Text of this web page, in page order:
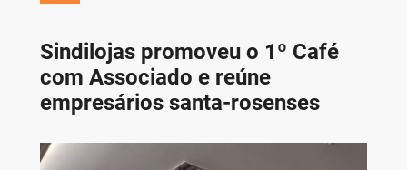
Sindilojas promoveu o 1º Café
com Associado e reúne
empresários santa-rosenses